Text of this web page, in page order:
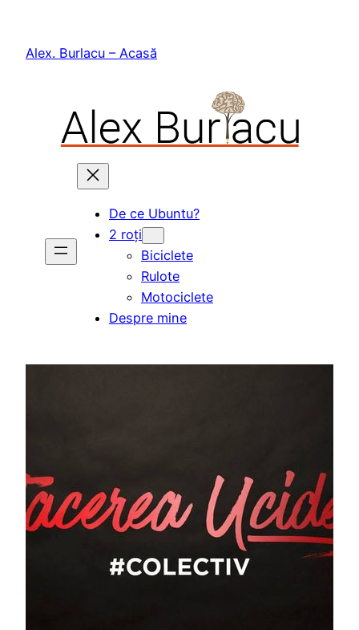
content
Alex. Burlacu – Acasă
De ce Ubuntu?
2 roți
Biciclete
Rulote
Motociclete
Despre mine